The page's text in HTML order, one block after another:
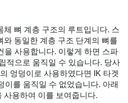
체 뼈 계층 구조의 루트입니다. 스
와 동일한 계층 구조 단계의 뼈를
을 사용합니다. 이렇게 하면 스파
적으로 움직일 수 있습니다. 당사
엉덩이로 사용하였다면 IK 타겟
이를 움직일 수 없었습니다. 아래
사용하여 이를 보여줍니다.